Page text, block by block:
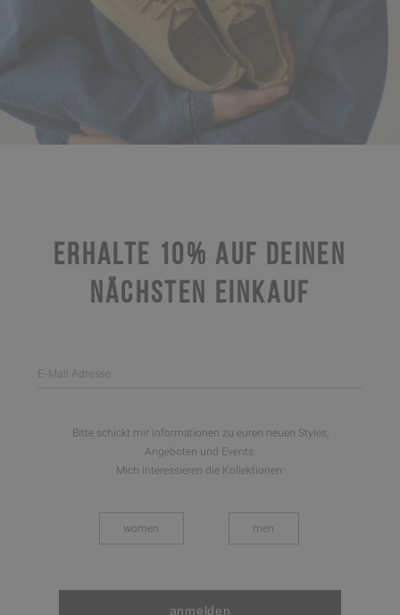
ERHALTE 10% AUF DEINEN
NÄCHSTEN EINKAUF
Bitte schickt mir Informationen zu euren neuen Styles,
Angeboten und Events.
Mich interessieren die Kollektionen:
women men